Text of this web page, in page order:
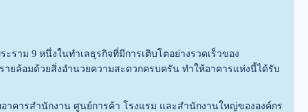
าม 9 หนึ่งในทำเลธุรกิจที่มีการเติบโตอย่างรวดเร็วของ
ยล้อมด้วยสิ่งอำนวยความสะดวกครบครัน ทำให้อาคารแห่งนี้ได้รับ
าคารสำนักงาน ศูนย์การค้า โรงแรม และสำนักงานใหญ่ขององค์กร